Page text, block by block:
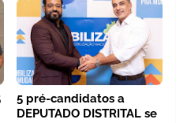
5 pré-candidatos a
DEPUTADO DISTRITAL se